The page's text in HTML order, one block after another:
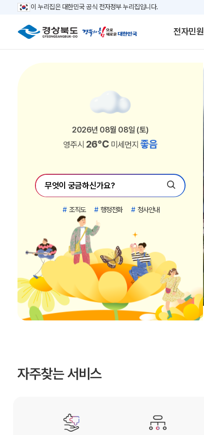
이 누리집은 대한민국 공식 전자정부 누리집입니다.
전자민원
2026년 08월 08일 (토)
포항시 26℃ 미세먼지좋음
2026년 08월 08일 (토)
경주시 27℃미세먼지 좋음
2026년 08월 08일 (토)
김천시 27℃미세먼지 좋음
2026년 08월 08일 (토)
안동시 26℃ 미세먼지좋음
2026년 08월 08일 (토)
구미시 27℃미세먼지 좋음
2026년 08월 08일 (토)
영주시 26℃ 미세먼지좋음
2026년 08월 08일 (토)
영천시 27℃미세먼지 좋음
2026년 08월 08일 (토)
상주시 27℃미세먼지 좋음
2026년 08월 08일 (토)
문경시 27℃미세먼지 좋음
2026년 08월 08일 (토)
경산시 27℃미세먼지 좋음
2026년 08월 08일 (토)
의성군 26℃ 미세먼지좋음
2026년 08월 08일 (토)
청송군 24℃ 미세먼지좋음
2026년 08월 08일 (토)
영양군 22℃미세먼지 좋음
2026년 08월 08일 (토)
영덕군 26℃ 미세먼지좋음
2026년 08월 08일 (토)
청도군 26℃ 미세먼지좋음
2026년 08월 08일 (토)
고령군 27℃미세먼지 좋음
2026년 08월 08일 (토)
성주군 26℃ 미세먼지좋음
2026년 08월 08일 (토)
칠곡군 27℃미세먼지 좋음
2026년 08월 08일 (토)
봉화군 26℃ 미세먼지좋음
2026년 08월 08일 (토)
예천군 27℃미세먼지 좋음
2026년 08월 08일 (토)
울진군 26℃ 미세먼지좋음
2026년 08월 08일 (토)
울릉군 26℃ 미세먼지좋음
# 조직도 # 행정전화 # 청사안내
자주찾는 서비스